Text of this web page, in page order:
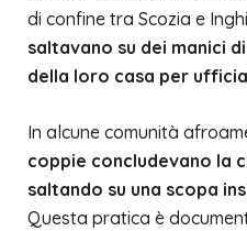
di confine tra Scozia e
saltavano su dei manici
della loro casa per
In alcune comunità
coppie concludevano la
saltando su una scopa
Questa pratica è